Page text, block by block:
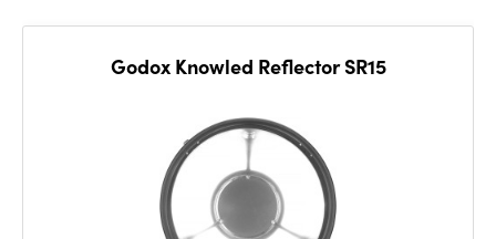
Godox Knowled Reflector SR15